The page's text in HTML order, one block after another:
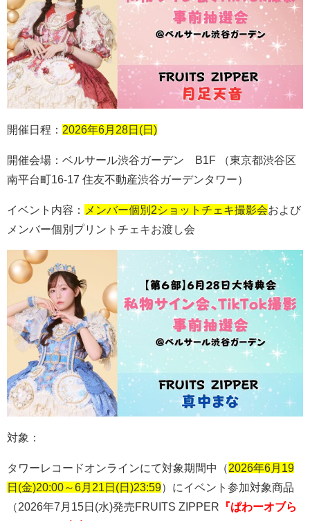
開催日程： 2026年6月28日(日)
開催会場：ベルサール渋谷ガーデン B1F （東京都渋谷区
南平台町16-17 住友不動産渋谷ガーデンタワー）
イベント内容： メンバー個別2ショットチェキ撮影会および
メンバー個別プリントチェキお渡し会
対象：
タワーレコードオンラインにて対象期間中（2026年6月19
日(金)20:00～6月21日(日)23:59） にイベント参加対象商品
（2026年7 月 15日(水)発売FRUITS ZIPPER 『ぱわーオブら